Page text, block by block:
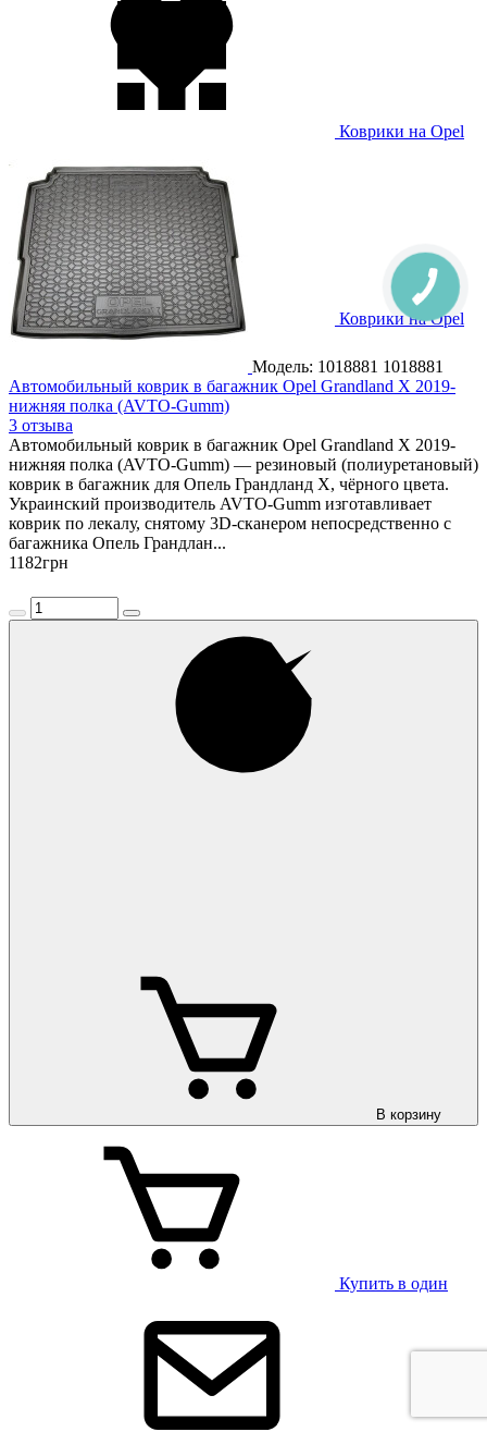
Коврики на Opel
Коврики на Opel
Zafira Life 2019-
Модель: 1018881 1018881
Автомобильный коврик в багажник Opel Grandland X 2019-
нижняя полка (AVTO-Gumm)
3 отзыва
Автомобильный коврик в багажник Opel Grandland X 2019-
нижняя полка (AVTO-Gumm) — резиновый (полиуретановый)
коврик в багажник для Опель Грандланд Х, чёрного цвета.
Украинский производитель AVTO-Gumm изготавливает
коврик по лекалу, снятому 3D-сканером непосредственно с
багажника Опель Грандлан...
1182грн
В корзину
Купить в один